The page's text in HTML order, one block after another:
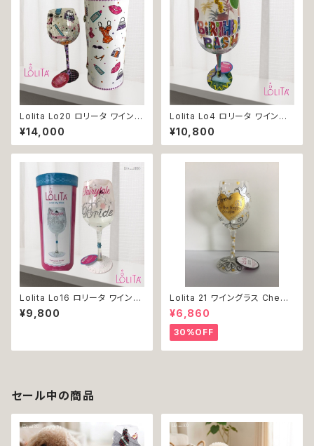
Lolita Lo20 ロリータ ワイング
ラス グラス SHOPAHOLIC3 贈
り物 プレゼント ギフト 誕生日
記念日 ご褒美
¥14,000
Lolita Lo4 ロリータ ワイング
ラス グラス バースデー 贈り物
プレゼント ギフト 誕生日 記念
日 ご褒美
¥10,800
Lolita Lo16 ロリータ ワイング
ラス グラス bride 贈り物 プレ
ゼント ギフト 誕生日 記念日 ご
¥9,800
Lolita 21 ワイングラス Cheer
s to the happy ゴールド ロリ
ータ ハート
¥6,860
30%OFF
セール中の商品